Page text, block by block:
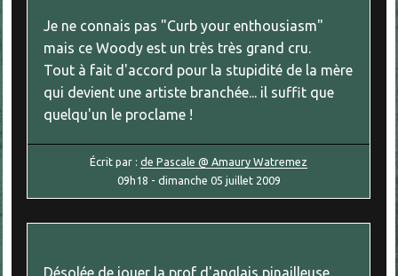
Je ne connais pas "Curb your enthousiasm"
mais ce Woody est un très très grand cru.
Tout à fait d'accord pour la stupidité de la mère
qui devient une artiste branchée... il suffit que
quelqu'un le proclame !
Écrit par :de Pascale @ Amaury Watremez
09h18 - dimanche 05 juillet 2009
Désolée de jouer la prof d'anglais pinailleuse,